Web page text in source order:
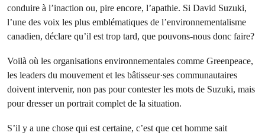
conduire à l’inaction ou, pire encore, l’apathie. Si David Suzuki,
l’une des voix les plus emblématiques de l’environnementalisme
canadien, déclare qu’il est trop tard, que pouvons-nous donc faire?
Voilà où les organisations environnementales comme Greenpeace,
les leaders du mouvement et les bâtisseur·ses communautaires
doivent intervenir, non pas pour contester les mots de Suzuki, mais
pour dresser un portrait complet de la situation.
S’il y a une chose qui est certaine, c’est que cet homme sait